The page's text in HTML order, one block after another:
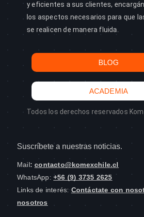
y eficientes a sus clientes,
los aspectos necesarios para que
se realicen de manera fluida.
BLOG
ACADEMIA
Todos los derechos reservados
Suscríbete a nuestras noticias.
Mail:contacto@komexchile.cl
WhatsApp: +56 (9) 3735 2625
Links de interés: Contáctate con
nosotros